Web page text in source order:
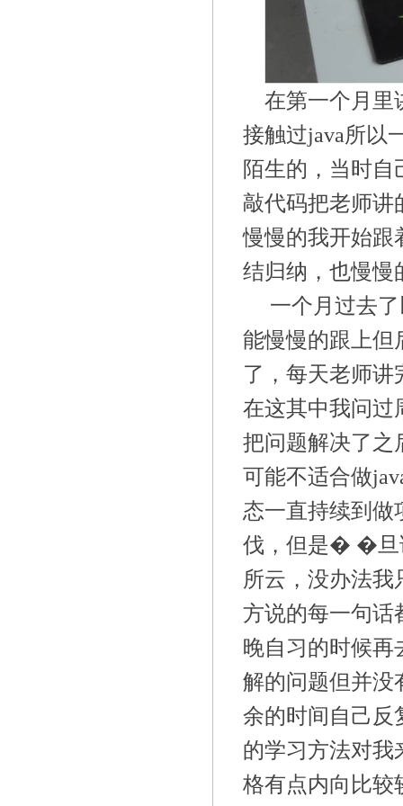
在第一个月里
接触过java所以
陌生的，当时
敲代码把老师讲
慢慢的我开始跟
结归纳，也慢慢
一个月过去
能慢慢的跟上但
了，每天老师讲
在这其中我问过
把问题解决了之
可能不适合做
态一直持续到做
伐，但是� �旦
所云，没办法我
方说的每一句话
晚自习的时候
解的问题但并没
余的时间自己反
的学习方法对我
格有点内向比较